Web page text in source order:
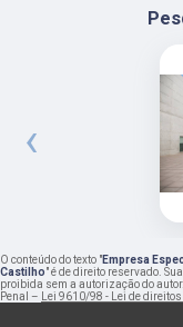
‹
O conteúdo do texto "Empresa
Castilho" é de direito reservado.
proibida sem a autorização do
Penal – Lei 9610/98 - Lei de